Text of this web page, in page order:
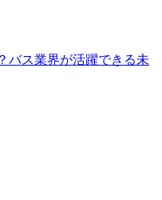
バス業界が活躍できる未